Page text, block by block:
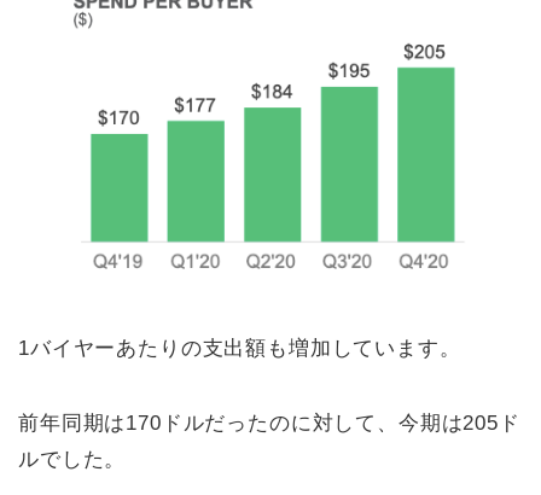
1バイヤーあたりの支出額も増加しています。
前年同期は170ドルだったのに対して、今期は205ド
ルでした。